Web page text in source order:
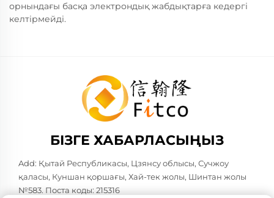
орнындағы басқа электрондық жабдықтарға кедергі
келтірмейді.
БІЗГЕ ХАБАРЛАСЫҢЫЗ
Add: Қытай Республикасы, Цзянсу облысы, Сучжоу
қаласы, Куншан қоршағы, Хай-тек жолы, Шинтан жолы
№583. Поста коды: 215316